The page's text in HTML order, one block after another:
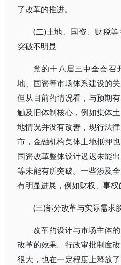
了改革的推进。
(二)土地、国资、财税
突破不明显
党的十八届三中全会召
地、国资等市场体系建设的
但从目前的情况看，与预期
触及旧体制核心，例如集体
地情况并没有改善，现行法
市，金融机构集体土地抵押
国资改革整体设计迟迟未能
等未能有所突破。一些涉及
有明显进展，例如财权、事权
(三)部分改革与实际需求
改革的设计与市场主体
改革的效果。行政审批制度
很大，也在一定程度上释放